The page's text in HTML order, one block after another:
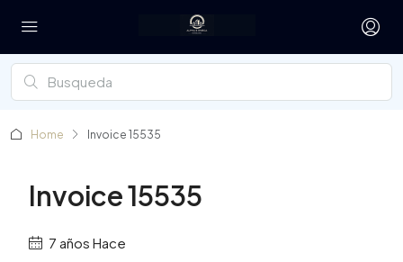
Home Invoice 15535
Invoice 15535
7 años Hace